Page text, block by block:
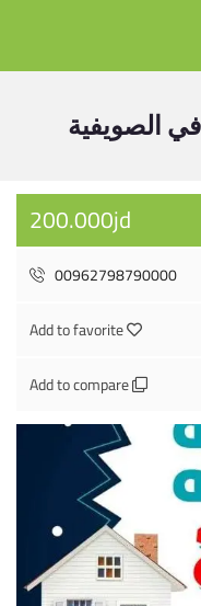
الصويفية
200.000jd
00962798790000
Add to favorite
Add to compare